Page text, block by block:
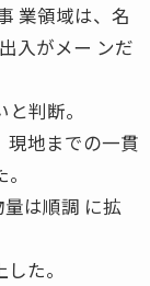
業領域は、名
入がメー ンだ
判断。
現地までの一貫
は順調 に拡
た。